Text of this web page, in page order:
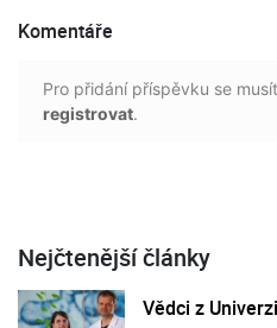
Komentáře
Pro přidání příspěvku se
registrovat.
Nejčtenější články
Vědci z